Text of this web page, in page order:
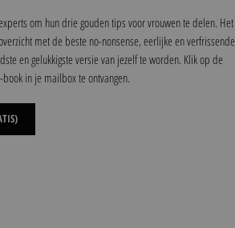
om hun drie gouden tips voor vrouwen te delen. Het
met de beste no-nonsense, eerlijke en verfrissende
en gelukkigste versie van jezelf te worden. Klik op de
in je mailbox te ontvangen.